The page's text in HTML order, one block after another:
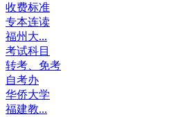
收费标准
专本连读
福州大...
考试科目
转考、免考
自考办
华侨大学
福建教...